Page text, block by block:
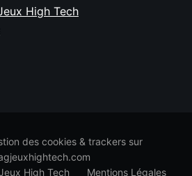
High Tech
des cookies & trackers sur
High Tech
Mentions Légales